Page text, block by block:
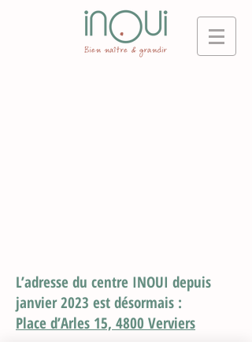
L’adresse du centre INOUI depuis
janvier 2023 est désormais :
Place d’Arles 15, 4800 Verviers